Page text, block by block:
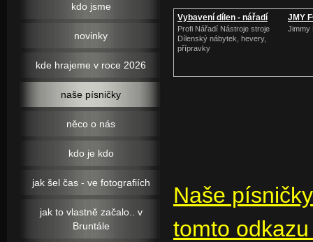
Vybavení dílen - nářadí
Profi Nářadí Nástroje stroje
Dílenský nábytek, hevery,
přípravky
JMY
Jimmy
Naše
kdo jsme
novinky
kde hrajeme v roce 2026
naše písničky
něco o nás
kdo je kdo
jak šel čas - ve fotografiích
jak to vlastně začalo.. v
Bruntále